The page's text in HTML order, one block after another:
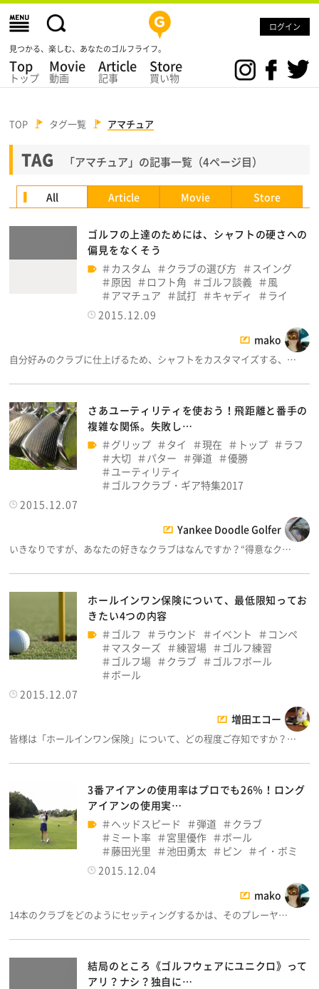
ログイン
見つかる、楽しむ、あなたのゴルフライフ。
Top
トップ
Movie
動画
Article
記事
Store
買い物
TOP タグ一覧 アマチュア
TAG 「アマチュア」の記事一覧（4ページ目）
All Article Movie Store
ゴルフの上達のためには、シャフトの硬さへの
偏見をなくそう
カスタム
クラブの選び方
スイング
原因
ロフト角 ゴルフ談義
風
アマチュア
試打 キャディ
ライ
2015.12.09
mako
自分好みのクラブに仕上げるため、シャフトをカスタマイズする、…
さあユーティリティを使おう！飛距離と番手の
複雑な関係。失敗し…
グリップ
タイ 現在 トップ
ラフ
大切
パター 弾道
優勝
ユーティリティ
ゴルフクラブ・ギア特集2017
2015.12.07
Yankee Doodle Golfer
いきなりですが、あなたの好きなクラブはなんですか？“得意なク…
ホールインワン保険について、最低限知ってお
きたい4つの内容
ゴルフ
ラウンド イベント
コンペ
マスターズ
練習場
ゴルフ練習
ゴルフ場
クラブ
ゴルフボール
ボール
2015.12.07
増田エコー
皆様は「ホールインワン保険」について、どの程度ご存知ですか？…
3番アイアンの使用率はプロでも26％！ロング
アイアンの使用実…
ヘッドスピード
弾道
クラブ
ミート率
宮里優作
ボール
藤田光里
池田勇太 ピン
イ・ボミ
2015.12.04
mako
14本のクラブをどのようにセッティングするかは、そのプレーヤ…
結局のところ《ゴルフウェアにユニクロ》って
アリ？ナシ？独自に…